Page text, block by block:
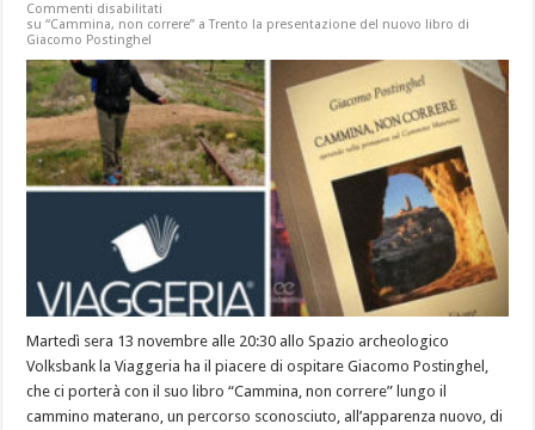
Commenti disabilitati
su “Cammina, non correre” a Trento la presentazione del nuovo libro di
Giacomo Postinghel
Martedì sera 13 novembre alle 20:30 allo Spazio archeologico
Volksbank la Viaggeria ha il piacere di ospitare Giacomo Postinghel,
che ci porterà con il suo libro “Cammina, non correre” lungo il
cammino materano, un percorso sconosciuto, all’apparenza nuovo, di